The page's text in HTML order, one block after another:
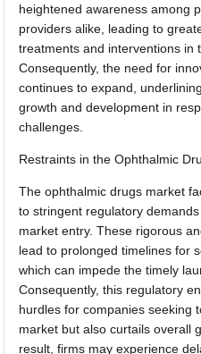
heightened awareness among
providers alike, leading to
treatments and interventions in
Consequently, the need for
continues to expand,
growth and development in
challenges.
Restraints in the Ophthalmic
The ophthalmic drugs market
to stringent regulatory
market entry. These rigorous
lead to prolonged timelines for
which can impede the timely
Consequently, this regulatory
hurdles for companies seeking
market but also curtails overall
result, firms may experience